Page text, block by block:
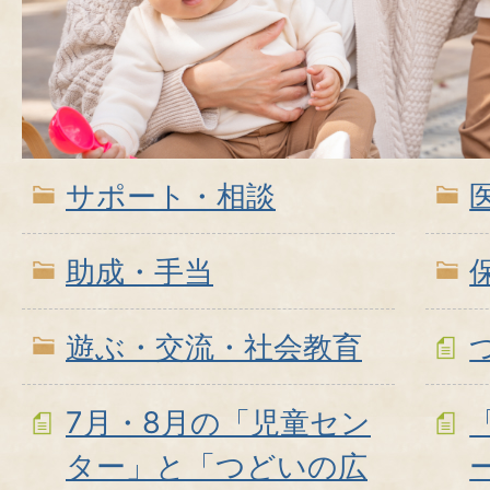
サポート・相談
助成・手当
遊ぶ・交流・社会教育
7月・8月の「児童セン
ター」と「つどいの広